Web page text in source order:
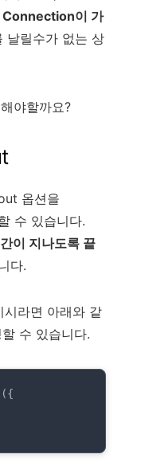
Connection이 가
릴수가 없는 상
야할까요?
옵션을
수 있습니다.
이 지나도록 끝
다.
시라면 아래와 같
수 있습니다.